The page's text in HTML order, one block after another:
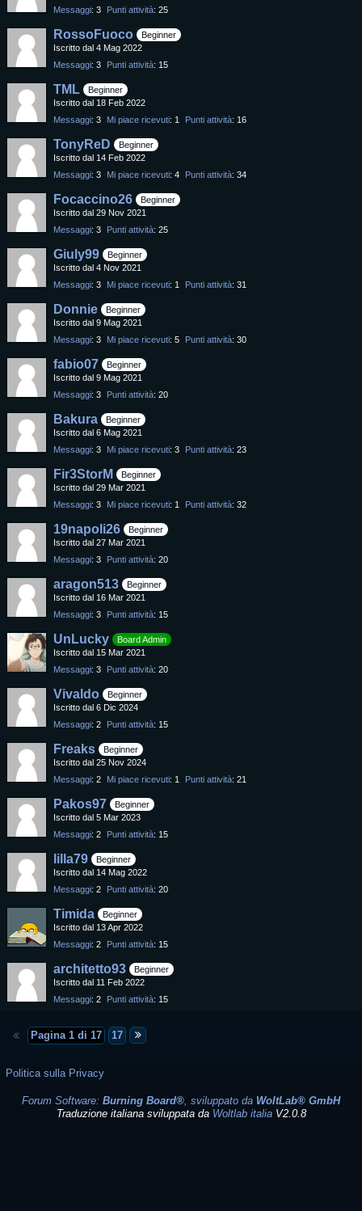
Messaggi 3 Punti attività 25
RossoFuoco
Beginner
Iscritto dal 4 Mag 2022
Messaggi 3 Punti attività 15
TML
Beginner
Iscritto dal 18 Feb 2022
Messaggi 3 Mi piace ricevuti 1 Punti attività 16
TonyReD
Beginner
Iscritto dal 14 Feb 2022
Messaggi 3 Mi piace ricevuti 4 Punti attività 34
Focaccino26
Beginner
Iscritto dal 29 Nov 2021
Messaggi 3 Punti attività 25
Giuly99
Beginner
Iscritto dal 4 Nov 2021
Messaggi 3 Mi piace ricevuti 1 Punti attività 31
Donnie
Beginner
Iscritto dal 9 Mag 2021
Messaggi 3 Mi piace ricevuti 5 Punti attività 30
fabio07
Beginner
Iscritto dal 9 Mag 2021
Messaggi 3 Punti attività 20
Bakura
Beginner
Iscritto dal 6 Mag 2021
Messaggi 3 Mi piace ricevuti 3 Punti attività 23
Fir3StorM
Beginner
Iscritto dal 29 Mar 2021
Messaggi 3 Mi piace ricevuti 1 Punti attività 32
19napoli26
Beginner
Iscritto dal 27 Mar 2021
Messaggi 3 Punti attività 20
aragon513
Beginner
Iscritto dal 16 Mar 2021
Messaggi 3 Punti attività 15
UnLucky
Board Admin
Iscritto dal 15 Mar 2021
Messaggi 3 Punti attività 20
Vivaldo
Beginner
Iscritto dal 6 Dic 2024
Messaggi 2 Punti attività 15
Freaks
Beginner
Iscritto dal 25 Nov 2024
Messaggi 2 Mi piace ricevuti 1 Punti attività 21
Pakos97
Beginner
Iscritto dal 5 Mar 2023
Messaggi 2 Punti attività 15
lilla79
Beginner
Iscritto dal 14 Mag 2022
Messaggi 2 Punti attività 20
Timida
Beginner
Iscritto dal 13 Apr 2022
Messaggi 2 Punti attività 15
architetto93
Beginner
Iscritto dal 11 Feb 2022
Messaggi 2 Punti attività 15
Pagina 1 di 17 17
Politica sulla Privacy
Forum Software: Burning Board®, sviluppato da WoltLab® GmbH
Traduzione italiana sviluppata da Woltlab italiaV2.0.8